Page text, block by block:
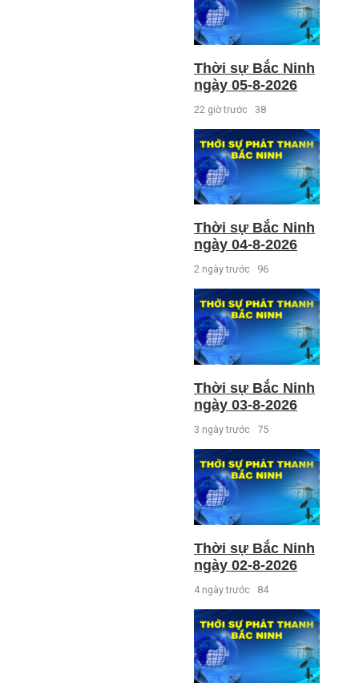
Thời sự Bắc Ninh
ngày 05-8-2026
22 giờ trước 38
Thời sự Bắc Ninh
ngày 04-8-2026
2 ngày trước 96
Thời sự Bắc Ninh
ngày 03-8-2026
3 ngày trước 75
Thời sự Bắc Ninh
ngày 02-8-2026
4 ngày trước 84